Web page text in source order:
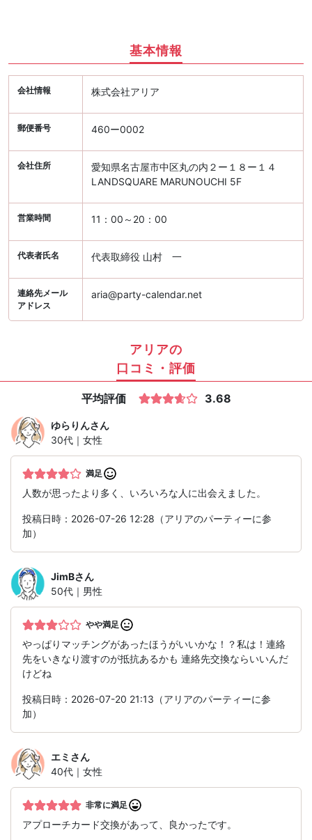
基本情報
会社情報 株式会社アリア
郵便番号 460ー0002
会社住所
愛知県名古屋市中区丸の内２ー１８ー１４
LANDSQUARE MARUNOUCHI 5F
営業時間 11：00～20：00
代表者氏名 代表取締役 山村 一
連絡先メール
アドレス
aria@party-calendar.net
アリアの
口コミ・評価
平均評価 3.68
ゆらりんさん
30代｜女性
満足
人数が思ったより多く、いろいろな人に出会えました。
投稿日時：2026-07-26 12:28（アリアのパーティーに参
加）
JimBさん
50代｜男性
やや満足
やっぱりマッチングがあったほうがいいかな！？私は！連絡
先をいきなり渡すのが抵抗あるかも 連絡先交換ならいいんだ
けどね
投稿日時：2026-07-20 21:13（アリアのパーティーに参
加）
エミ さん
40代｜女性
非常に満足
アプローチカード交換があって、良かったです。